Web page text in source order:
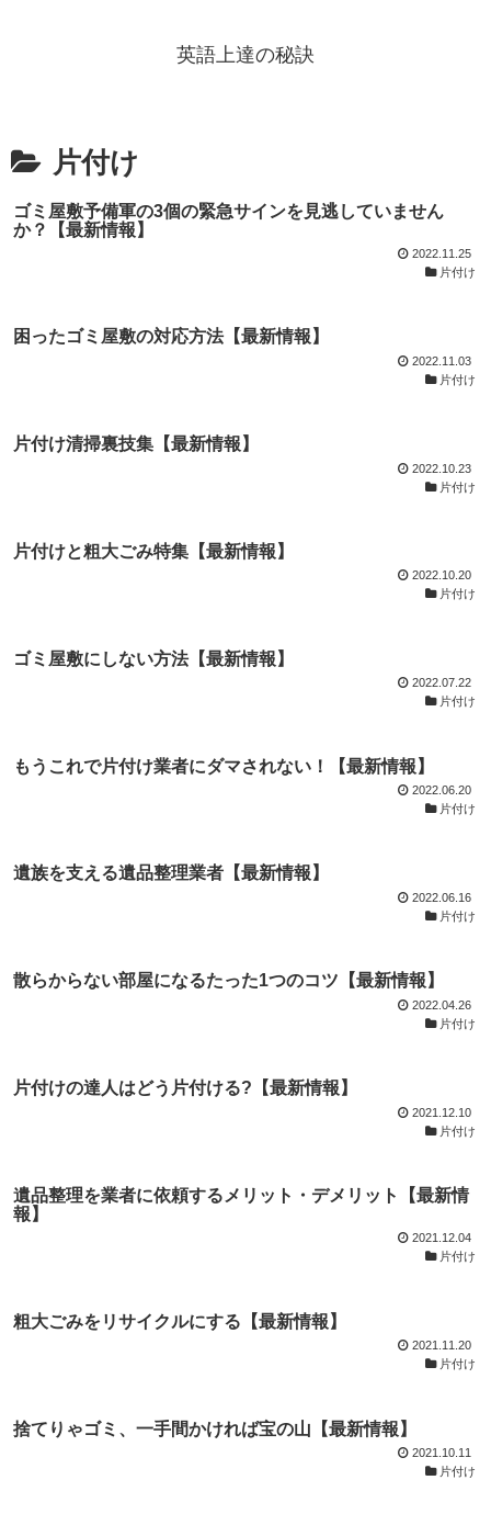
英語上達の秘訣
片付け
ゴミ屋敷予備軍の3個の緊急サインを見逃していません
か？【最新情報】
2022.11.25
片付け
困ったゴミ屋敷の対応方法【最新情報】
2022.11.03
片付け
片付け清掃裏技集【最新情報】
2022.10.23
片付け
片付けと粗大ごみ特集【最新情報】
2022.10.20
片付け
ゴミ屋敷にしない方法【最新情報】
2022.07.22
片付け
もうこれで片付け業者にダマされない！【最新情報】
2022.06.20
片付け
遺族を支える遺品整理業者【最新情報】
2022.06.16
片付け
散らからない部屋になるたった1つのコツ【最新情報】
2022.04.26
片付け
片付けの達人はどう片付ける?【最新情報】
2021.12.10
片付け
遺品整理を業者に依頼するメリット・デメリット【最新情
報】
2021.12.04
片付け
粗大ごみをリサイクルにする【最新情報】
2021.11.20
片付け
捨てりゃゴミ、一手間かければ宝の山【最新情報】
2021.10.11
片付け